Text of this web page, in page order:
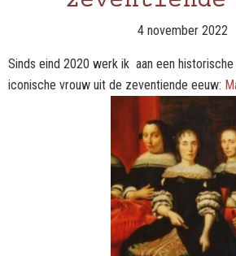
4 november 2022
Sinds eind 2020 werk ik aan een
iconische vrouw uit de zeventiende eeuw: